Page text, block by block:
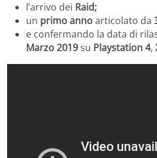
l’arrivo dei Raid;
un primo annoarticolato da
e confermando la data di
Marzo 2019su Playstation 4,